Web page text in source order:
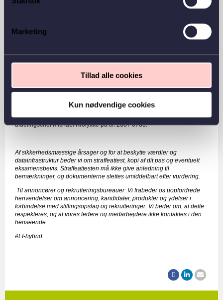
Marketing
Tillad alle cookies
Kun nødvendige cookies
vores system, får du mulighed for kort at beskrive din motivation for at
I ATP Ejendomme arbejder vi for en fair rekrutteringsproces, og derfor
beder vi dig om ikke at vedhæfte billede i dit CV eller angive din alder,
Vi ansætter på baggrund af kompetencer og potentiale og opfordrer
alle til at søge stillingen – uanset køn og kønsidentitet, etnicitet,
national, social og kulturel baggrund, religion eller tro, seksuel
rekrutteringsforløbet her: https://www.atp.dk/rekrutteringsforloeb-i-atp
Har du spørgsmål til stillingen, er du velkommen til at kontakte
afdelingschef Michael Krolykke på tlf. 2887 0783.
Af sikkerhedsmæssige årsager og for at beskytte værdier og
datainfrastruktur beder vi om straffeattest, kopi af dit pas og eventuelt
eksamensbevis. Straffeattesten må ikke give anledning til
bemærkninger, og dokumenterne slettes umiddelbart efter vurdering.
Til annoncører og rekrutteringsbureauer: Vi frabeder os uopfordrede
henvendelser om annoncering, kandidater, produkter og ydelser i
forbindelse med stillingsopslag og rekrutteringer. Vi beder om, at dette
respekteres, og at vores ledere og medarbejdere ikke kontaktes i den
henseende.
#LI-hybrid